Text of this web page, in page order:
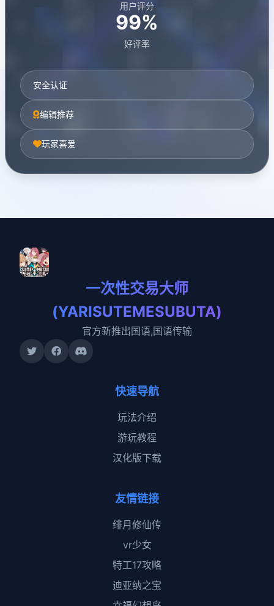
用户评分
99%
好评率
安全认证
编辑推荐
玩家喜爱
一次性交易大师
(YARISUTEMESUBUTA)
官方新推出国语,国语传输
快速导航
玩法介绍
游玩教程
汉化版下载
友情链接
绯月修仙传
vr少女
特工17攻略
迪亚纳之宝